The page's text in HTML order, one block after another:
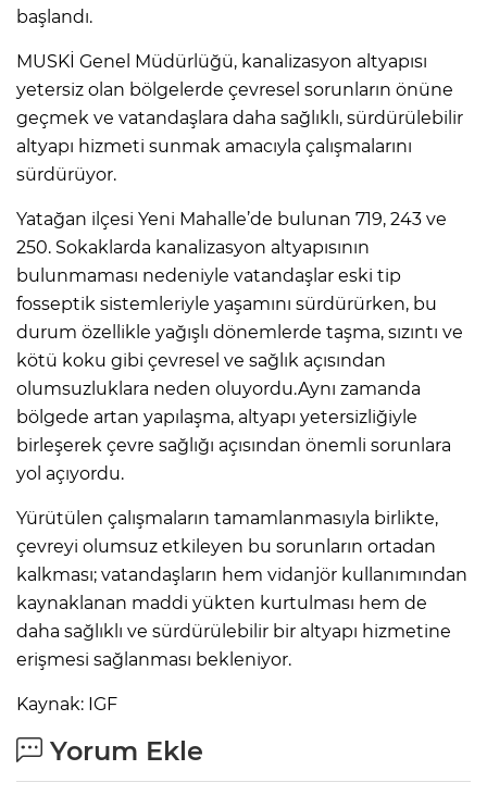
başlandı.
MUSKİ Genel Müdürlüğü, kanalizasyon altyapısı
yetersiz olan bölgelerde çevresel sorunların önüne
geçmek ve vatandaşlara daha sağlıklı, sürdürülebilir
altyapı hizmeti sunmak amacıyla çalışmalarını
sürdürüyor.
Yatağan ilçesi Yeni Mahalle’de bulunan 719, 243 ve
250. Sokaklarda kanalizasyon altyapısının
bulunmaması nedeniyle vatandaşlar eski tip
fosseptik sistemleriyle yaşamını sürdürürken, bu
durum özellikle yağışlı dönemlerde taşma, sızıntı ve
kötü koku gibi çevresel ve sağlık açısından
olumsuzluklara neden oluyordu.Aynı zamanda
bölgede artan yapılaşma, altyapı yetersizliğiyle
birleşerek çevre sağlığı açısından önemli sorunlara
yol açıyordu.
Yürütülen çalışmaların tamamlanmasıyla birlikte,
çevreyi olumsuz etkileyen bu sorunların ortadan
kalkması; vatandaşların hem vidanjör kullanımından
kaynaklanan maddi yükten kurtulması hem de
daha sağlıklı ve sürdürülebilir bir altyapı hizmetine
erişmesi sağlanması bekleniyor.
Kaynak: IGF
Yorum Ekle